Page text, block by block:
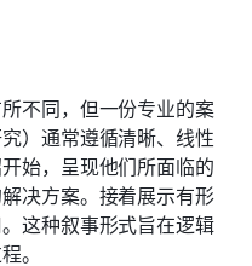
不同，但一份专业的案
）通常遵循清晰、线性
始，呈现他们所面临的
决方案。接着展示有形
这种叙事形式旨在逻辑
。